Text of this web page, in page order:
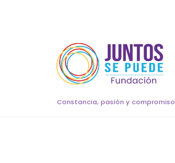
Constancia, pasión y compromiso